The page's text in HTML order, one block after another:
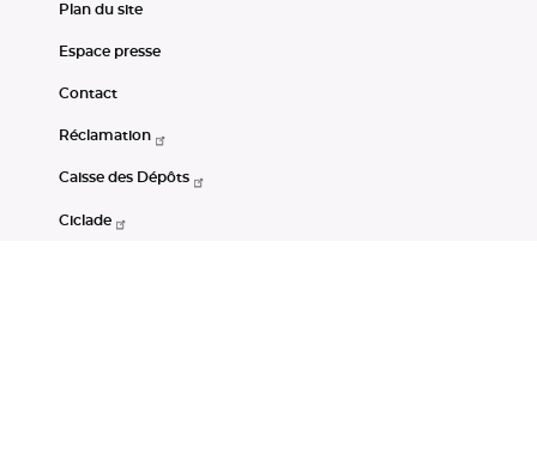
Plan du site
Espace presse
Contact
Réclamation
Caisse des Dépôts
Ciclade